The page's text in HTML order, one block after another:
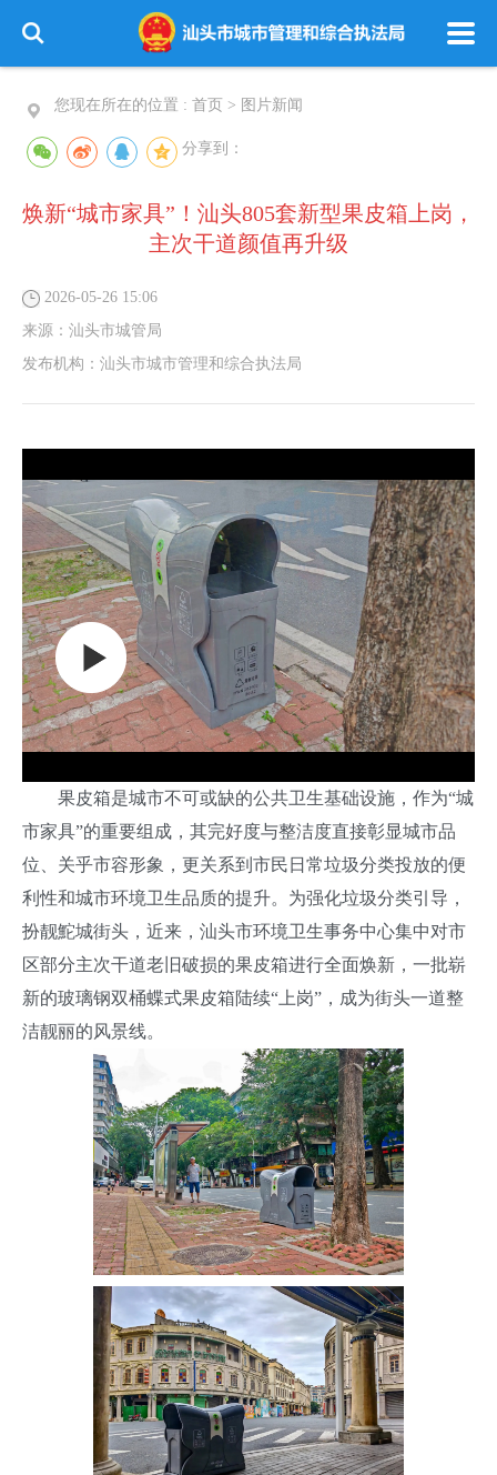
您现在所在的位置 : 首页 > 图片新闻
分享到：
焕新“城市家具”！汕头805套新型果皮箱上岗，
主次干道颜值再升级
2026-05-26 15:06
来源： 汕头市城管局
发布机构： 汕头市城市管理和综合执法局
果皮箱是城市不可或缺的公共卫生基础设施，作为“城
市家具”的重要组成，其完好度与整洁度直接彰显城市品
位、关乎市容形象，更关系到市民日常垃圾分类投放的便
利性和城市环境卫生品质的提升。为强化垃圾分类引导，
扮靓鮀城街头，近来，汕头市环境卫生事务中心集中对市
区部分主次干道老旧破损的果皮箱进行全面焕新，一批崭
新的玻璃钢双桶蝶式果皮箱陆续“上岗”，成为街头一道整
洁靓丽的风景线。